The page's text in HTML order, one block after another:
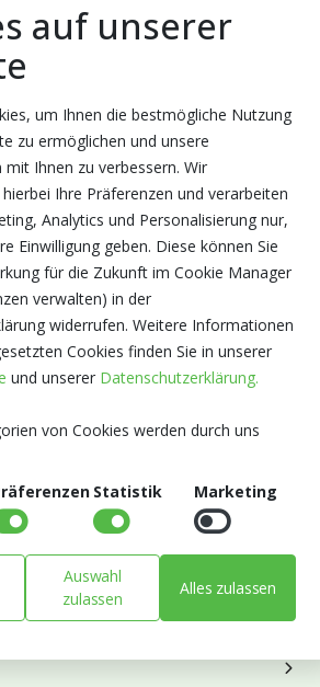
Newsletter
mit Neuigkeiten und
Heyl
auf unserer
um Ihnen die bestmögliche Nutzung
zu ermöglichen und unsere
Ihnen zu verbessern. Wir
Ihre Präferenzen und verarbeiten
Analytics und Personalisierung nur,
Einwilligung geben. Diese können Sie
für die Zukunft im Cookie Manager
verwalten) in der
widerrufen. Weitere Informationen
Cookies finden Sie in unserer
und unserer Datenschutzerklärung.
von Cookies werden durch uns
Statistik Marketing
Auswahl
zulassen
Alles zulassen